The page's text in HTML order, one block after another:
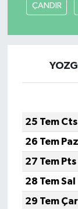
ÇANDIR
25 Tem Cts
26 Tem Paz
27 Tem Pts
28 Tem Sal
29 Tem Çar